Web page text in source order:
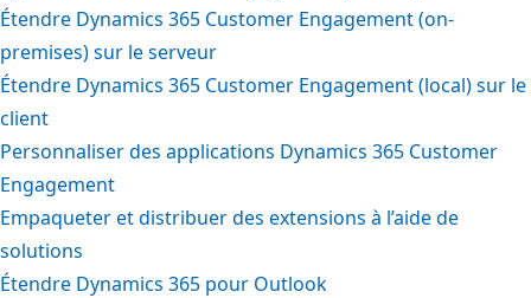
Étendre Dynamics 365 Customer Engagement (on-
premises) sur le serveur
Étendre Dynamics 365 Customer Engagement (local) sur le
client
Personnaliser des applications Dynamics 365 Customer
Engagement
Empaqueter et distribuer des extensions à l’aide de
solutions
Étendre Dynamics 365 pour Outlook